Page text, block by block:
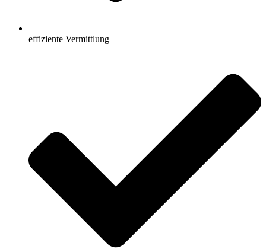
effiziente Vermittlung